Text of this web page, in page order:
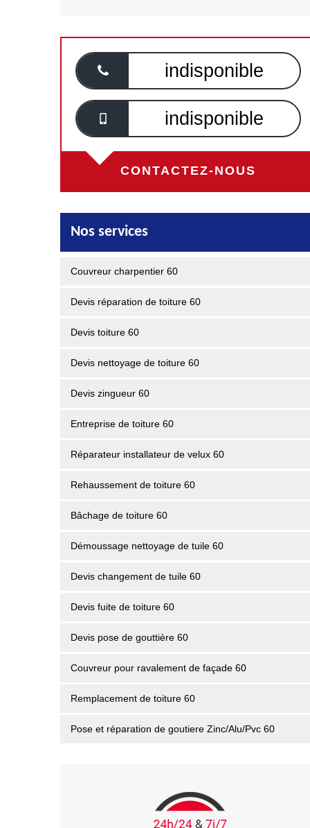
indisponible
indisponible
CONTACTEZ-NOUS
Nos services
Couvreur charpentier 60
Devis réparation de toiture 60
Devis toiture 60
Devis nettoyage de toiture 60
Devis zingueur 60
Entreprise de toiture 60
Réparateur installateur de velux 60
Rehaussement de toiture 60
Bâchage de toiture 60
Démoussage nettoyage de tuile 60
Devis changement de tuile 60
Devis fuite de toiture 60
Devis pose de gouttière 60
Couvreur pour ravalement de façade 60
Remplacement de toiture 60
Pose et réparation de goutiere Zinc/Alu/Pvc 60